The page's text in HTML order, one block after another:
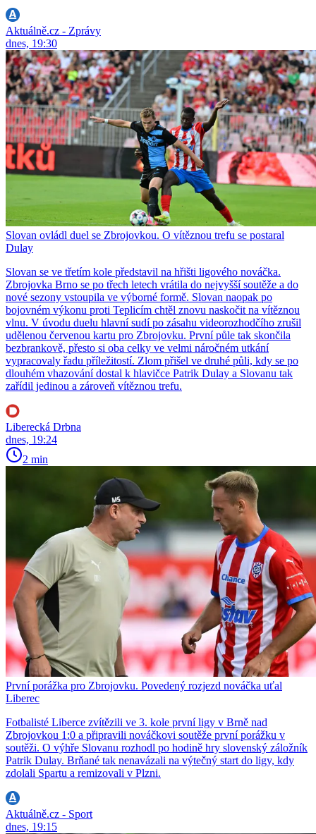
Aktuálně.cz - Zprávy
dnes, 19:30
Slovan ovládl duel se Zbrojovkou. O vítěznou trefu se postaral
Dulay
Slovan se ve třetím kole představil na hřišti ligového nováčka.
Zbrojovka Brno se po třech letech vrátila do nejvyšší soutěže a do
nové sezony vstoupila ve výborné formě. Slovan naopak po
bojovném výkonu proti Teplicím chtěl znovu naskočit na vítěznou
vlnu. V úvodu duelu hlavní sudí po zásahu videorozhodčího zrušil
udělenou červenou kartu pro Zbrojovku. První půle tak skončila
bezbrankově, přesto si oba celky ve velmi náročném utkání
vypracovaly řadu příležitostí. Zlom přišel ve druhé půli, kdy se po
dlouhém vhazování dostal k hlavičce Patrik Dulay a Slovanu tak
zařídil jedinou a zároveň vítěznou trefu.
Liberecká Drbna
dnes, 19:24
2 min
První porážka pro Zbrojovku. Povedený rozjezd nováčka uťal
Liberec
Fotbalisté Liberce zvítězili ve 3. kole první ligy v Brně nad
Zbrojovkou 1:0 a připravili nováčkovi soutěže první porážku v
soutěži. O výhře Slovanu rozhodl po hodině hry slovenský záložník
Patrik Dulay. Brňané tak nenavázali na výtečný start do ligy, kdy
zdolali Spartu a remizovali v Plzni.
Aktuálně.cz - Sport
dnes, 19:15